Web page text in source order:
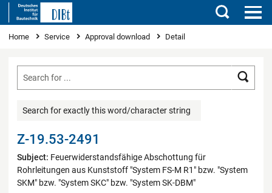
Search
You are here
Home Service Approval download Detail
Search for exactly this word/character string
Z-19.53-2491
Subject: Feuerwiderstandsfähige Abschottung für
Rohrleitungen aus Kunststoff "System FS-M R1" bzw. "System
SKM" bzw. "System SKC" bzw. "System SK-DBM"